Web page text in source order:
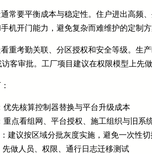
常要平衡成本与稳定性。住户进出高频
机开门能力，避免复杂而难维护的定制方
重考勤关联、分区授权和安全等级。生
客审批。工厂项目建议在权限模型上先
优先核算控制器替换与平台升级成本
重点看组网、平台授权、施工组织与旧系
建议按区域分批灰度实施，避免一次性
做人员、权限、通行日志迁移测试